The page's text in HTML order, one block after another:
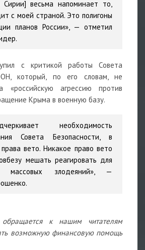
Сирии] весьма напоминает то,
с моей страной. Это полигоны
планов России», — отметил
с критикой работы Совета
который, по его словам, не
«российскую агрессию против
Крыма в военную базу.
необходимость
Совета Безопасности, в
вето. Никакое право вето
мешать реагировать для
массовых злодеяний», —
к нашим читателям
возможную финансовую помощь